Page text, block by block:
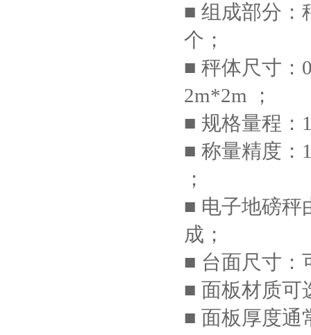
■ 组成部分：
个；
■ 秤体尺寸：
2m*2m ；
■ 规格量程：
■ 称量精度：
；
■ 电子地磅秤
成；
■ 台面尺寸：
■ 面板材质可
■ 面板厚度通